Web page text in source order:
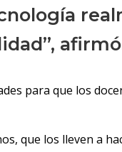
para que los
que los lleven a